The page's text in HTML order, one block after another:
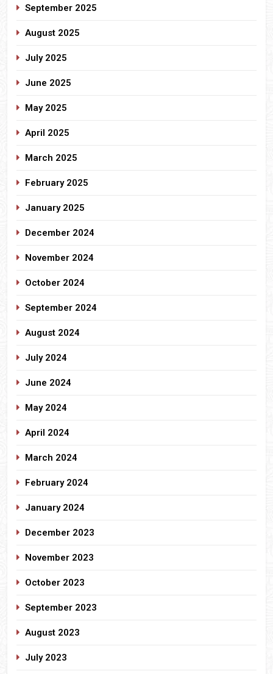
September 2025
August 2025
July 2025
June 2025
May 2025
April 2025
March 2025
February 2025
January 2025
December 2024
November 2024
October 2024
September 2024
August 2024
July 2024
June 2024
May 2024
April 2024
March 2024
February 2024
January 2024
December 2023
November 2023
October 2023
September 2023
August 2023
July 2023